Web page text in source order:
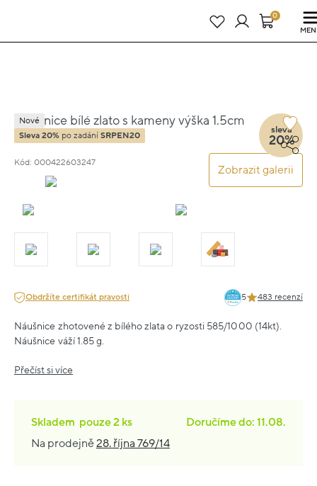
24 dní : 8h : 26m : 54s0
Náušnice bílé zlato s kameny výška 1.5cm
váha 1.85g
Kód: 000422603247
Zobrazit galerii
Nové
Sleva 20% po zadání SRPEN20
sleva
20%
Obdržíte certifikát pravosti 5 483 recenzí
Náušnice zhotovené z bílého zlata o ryzosti 585/1000 (14kt).
Náušnice váží 1.85 g.
Přečíst si více
Skladem pouze2 ks
Doručíme do: 11.08.
Na prodejně28. října 769/14